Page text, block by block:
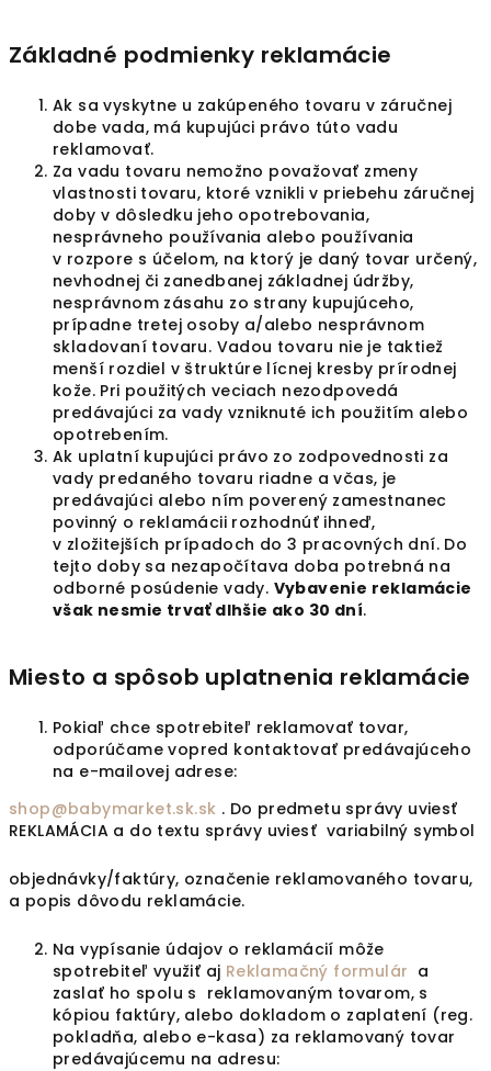
Základné podmienky reklamácie
Ak sa vyskytne u zakúpeného tovaru v záručnej
dobe vada, má kupujúci právo túto vadu
reklamovať.
Za vadu tovaru nemožno považovať zmeny
vlastnosti tovaru, ktoré vznikli v priebehu záručnej
doby v dôsledku jeho opotrebovania,
nesprávneho používania alebo používania
v rozpore s účelom, na ktorý je daný tovar určený,
nevhodnej či zanedbanej základnej údržby,
nesprávnom zásahu zo strany kupujúceho,
prípadne tretej osoby a/alebo nesprávnom
skladovaní tovaru. Vadou tovaru nie je taktiež
menší rozdiel v štruktúre lícnej kresby prírodnej
kože. Pri použitých veciach nezodpovedá
predávajúci za vady vzniknuté ich použitím alebo
opotrebením.
Ak uplatní kupujúci právo zo zodpovednosti za
vady predaného tovaru riadne a včas, je
predávajúci alebo ním poverený zamestnanec
povinný o reklamácii rozhodnúť ihneď,
v zložitejších prípadoch do 3 pracovných dní. Do
tejto doby sa nezapočítava doba potrebná na
odborné posúdenie vady. Vybavenie reklamácie
však nesmie trvať dlhšie ako 30 dní.
Miesto a spôsob uplatnenia reklamácie
Pokiaľ chce spotrebiteľ reklamovať tovar,
odporúčame vopred kontaktovať predávajúceho
na e-mailovej adrese:
shop@babymarket.sk.sk . Do predmetu správy uviesť
REKLAMÁCIA a do textu správy uviesť variabilný symbol
objednávky/faktúry, označenie reklamovaného tovaru,
a popis dôvodu reklamácie.
Na vypísanie údajov o reklamácií môže
spotrebiteľ využiť aj Reklamačný formulár a
zaslať ho spolu s reklamovaným tovarom, s
kópiou faktúry, alebo dokladom o zaplatení (reg.
pokladňa, alebo e-kasa) za reklamovaný tovar
predávajúcemu na adresu: